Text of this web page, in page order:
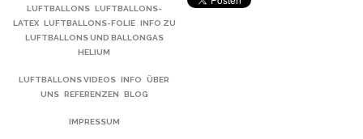
LUFTBALLONS LUFTBALLONS-
LATEX LUFTBALLONS-FOLIE INFO ZU
LUFTBALLONS UND BALLONGAS
HELIUM
LUFTBALLONS VIDEOS INFO
ÜBER
UNS REFERENZEN BLOG
IMPRESSUM